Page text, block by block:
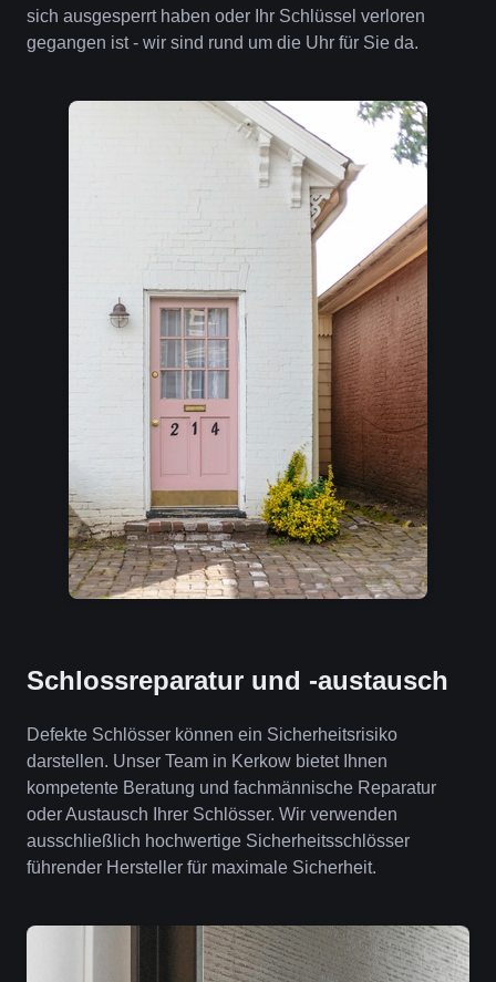
sich ausgesperrt haben oder Ihr Schlüssel verloren
gegangen ist - wir sind rund um die Uhr für Sie da.
Schlossreparatur und -austausch
Defekte Schlösser können ein Sicherheitsrisiko
darstellen. Unser Team in Kerkow bietet Ihnen
kompetente Beratung und fachmännische Reparatur
oder Austausch Ihrer Schlösser. Wir verwenden
ausschließlich hochwertige Sicherheitsschlösser
führender Hersteller für maximale Sicherheit.